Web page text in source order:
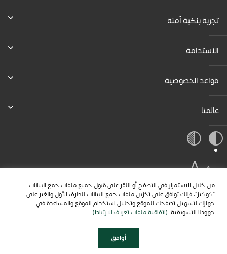
من خلال الاستمرار في التصفح أو النقر على قبول جميع ملفات جمع البيانات
"كوكيز"، فإنك توافق على تخزين ملفات جمع البيانات للطرف الأول والغير على
جهازك لتسهيل تصفحك للموقع وتحليل استخدام الموقع والمساعدة في
جهودنا التسويقية. (اتفاقية ملفات تعريف الارتباط).
أوافق
تجربة بنكية آمنة
الاستدامة
قواعد الخصوصية
عالمنا
A
A
A